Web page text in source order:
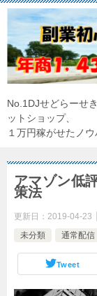
No.1DJせどらーせ
ットショップ、
１万円稼がせたノ
アマゾン低
策法
更新日： 2019-04-23
未分類
通常配信
Tweet